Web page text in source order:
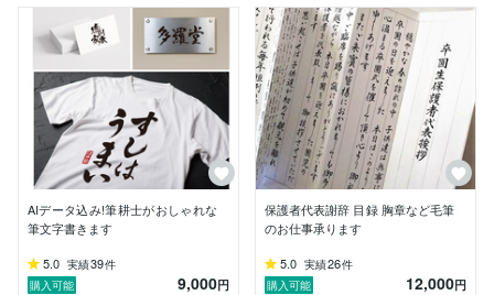
AIデータ込み!筆耕士がおしゃれな
筆文字書きます
5.0 実績39件
購入可能
9,000円
保護者代表謝辞 目録 胸章など毛筆
のお仕事承ります
5.0 実績26件
購入可能
12,000円